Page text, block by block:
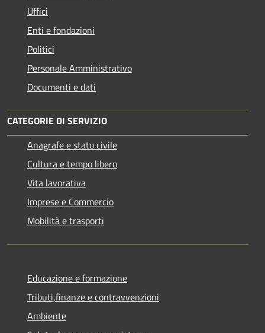
Uffici
Enti e fondazioni
Politici
Personale Amministrativo
Documenti e dati
CATEGORIE DI SERVIZIO
Anagrafe e stato civile
Cultura e tempo libero
Vita lavorativa
Imprese e Commercio
Mobilità e trasporti
Educazione e formazione
Tributi,finanze e contravvenzioni
Ambiente